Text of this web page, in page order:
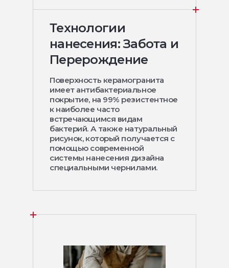
Технологии
нанесения: Забота и
Перерождение
Поверхность керамогранита
имеет антибактериальное
покрытие, на 99% резистентное
к наиболее часто
встречающимся видам
бактерий. А также натуральный
рисунок, который получается с
помощью современной
системы нанесения дизайна
специальными чернилами.